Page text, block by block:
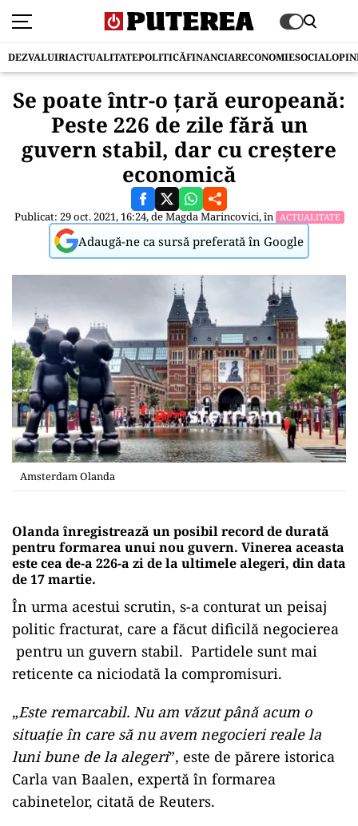
DEZVALUIRIACTUALITATEPOLITICĂFINANCIARECONOMIESOCIAL
Se poate într-o țară europeană:
Peste 226 de zile fără un
guvern stabil, dar cu creștere
economică
Publicat: 29 oct. 2021, 16:24, deMagda Marincovici, în ACTUALITATE
Adaugă-ne ca sursă preferată în Google
Amsterdam Olanda
Olanda înregistrează un posibil record de durată
pentru formarea unui nou guvern. Vinerea aceasta
este cea de-a 226-a zi de la ultimele alegeri, din data
de 17 martie.
În urma acestui scrutin, s-a conturat un peisaj
politic fracturat, care a făcut dificilă negocierea
pentru un guvern stabil. Partidele sunt mai
reticente ca niciodată la compromisuri.
„Este remarcabil. Nu am văzut până acum o
situație în care să nu avem negocieri reale la
luni bune de la alegeri”, este de părere istorica
Carla van Baalen, expertă în formarea
cabinetelor, citată de Reuters.